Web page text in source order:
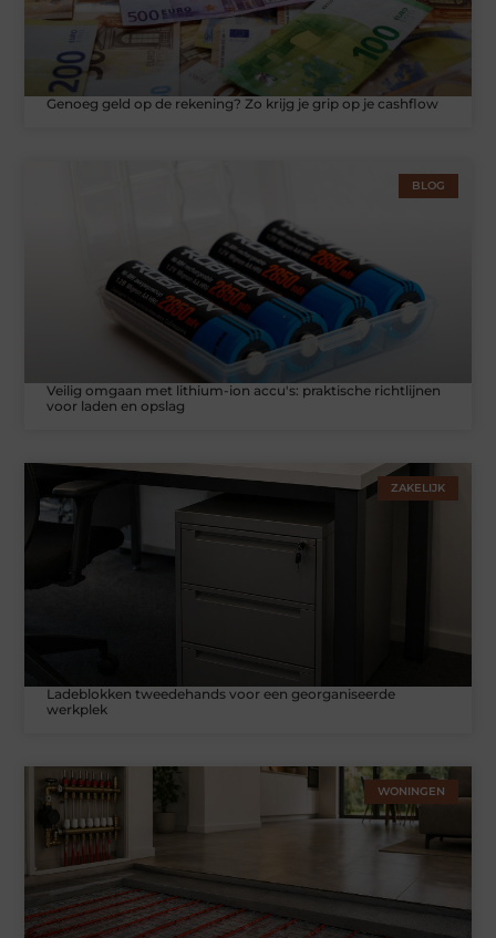
Genoeg geld op de rekening? Zo krijg je grip op je cashflow
BLOG
Veilig omgaan met lithium-ion accu's: praktische richtlijnen
voor laden en opslag
ZAKELIJK
Ladeblokken tweedehands voor een georganiseerde
werkplek
WONINGEN